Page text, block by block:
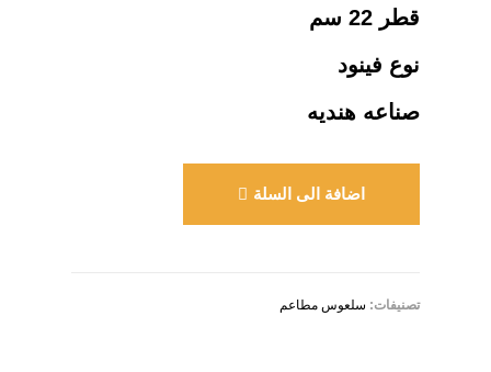
قطر 22 سم
نوع فينود
صناعه هنديه
اضافة الى السلة
تصنيفات: سلعوس مطاعم